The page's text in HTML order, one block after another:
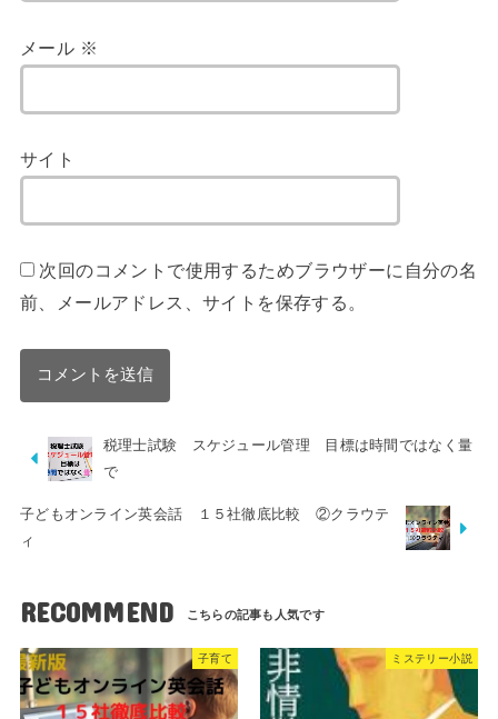
メール ※
サイト
次回のコメントで使用するためブラウザーに自分の名
前、メールアドレス、サイトを保存する。
税理士試験 スケジュール管理 目標は時間ではなく量
で
子どもオンライン英会話 １５社徹底比較 ②クラウテ
ィ
RECOMMEND
子育て ミステリー小説